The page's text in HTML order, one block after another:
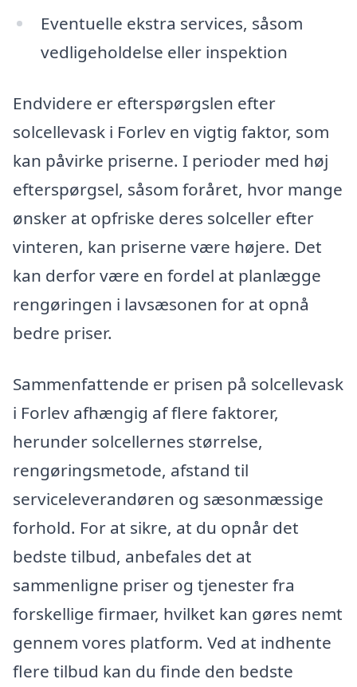
Eventuelle ekstra services, såsom
vedligeholdelse eller inspektion
Endvidere er efterspørgslen efter
solcellevask i Forlev en vigtig faktor, som
kan påvirke priserne. I perioder med høj
efterspørgsel, såsom foråret, hvor mange
ønsker at opfriske deres solceller efter
vinteren, kan priserne være højere. Det
kan derfor være en fordel at planlægge
rengøringen i lavsæsonen for at opnå
bedre priser.
Sammenfattende er prisen på solcellevask
i Forlev afhængig af flere faktorer,
herunder solcellernes størrelse,
rengøringsmetode, afstand til
serviceleverandøren og sæsonmæssige
forhold. For at sikre, at du opnår det
bedste tilbud, anbefales det at
sammenligne priser og tjenester fra
forskellige firmaer, hvilket kan gøres nemt
gennem vores platform. Ved at indhente
flere tilbud kan du finde den bedste